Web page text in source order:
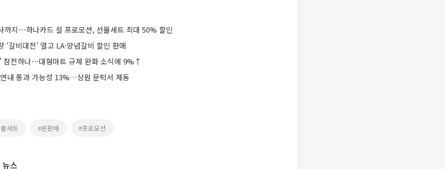
까지⋯하나카드 설 프로모션, 선물세트 최대 50% 할인
‘갈비대전’ 열고 LA·양념갈비 할인 판매
참전하나⋯대형마트 규제 완화 소식에 9%↑
내 통과 가능성 13%…상원 문턱서 제동
세트 #본판매 #프로모션
스